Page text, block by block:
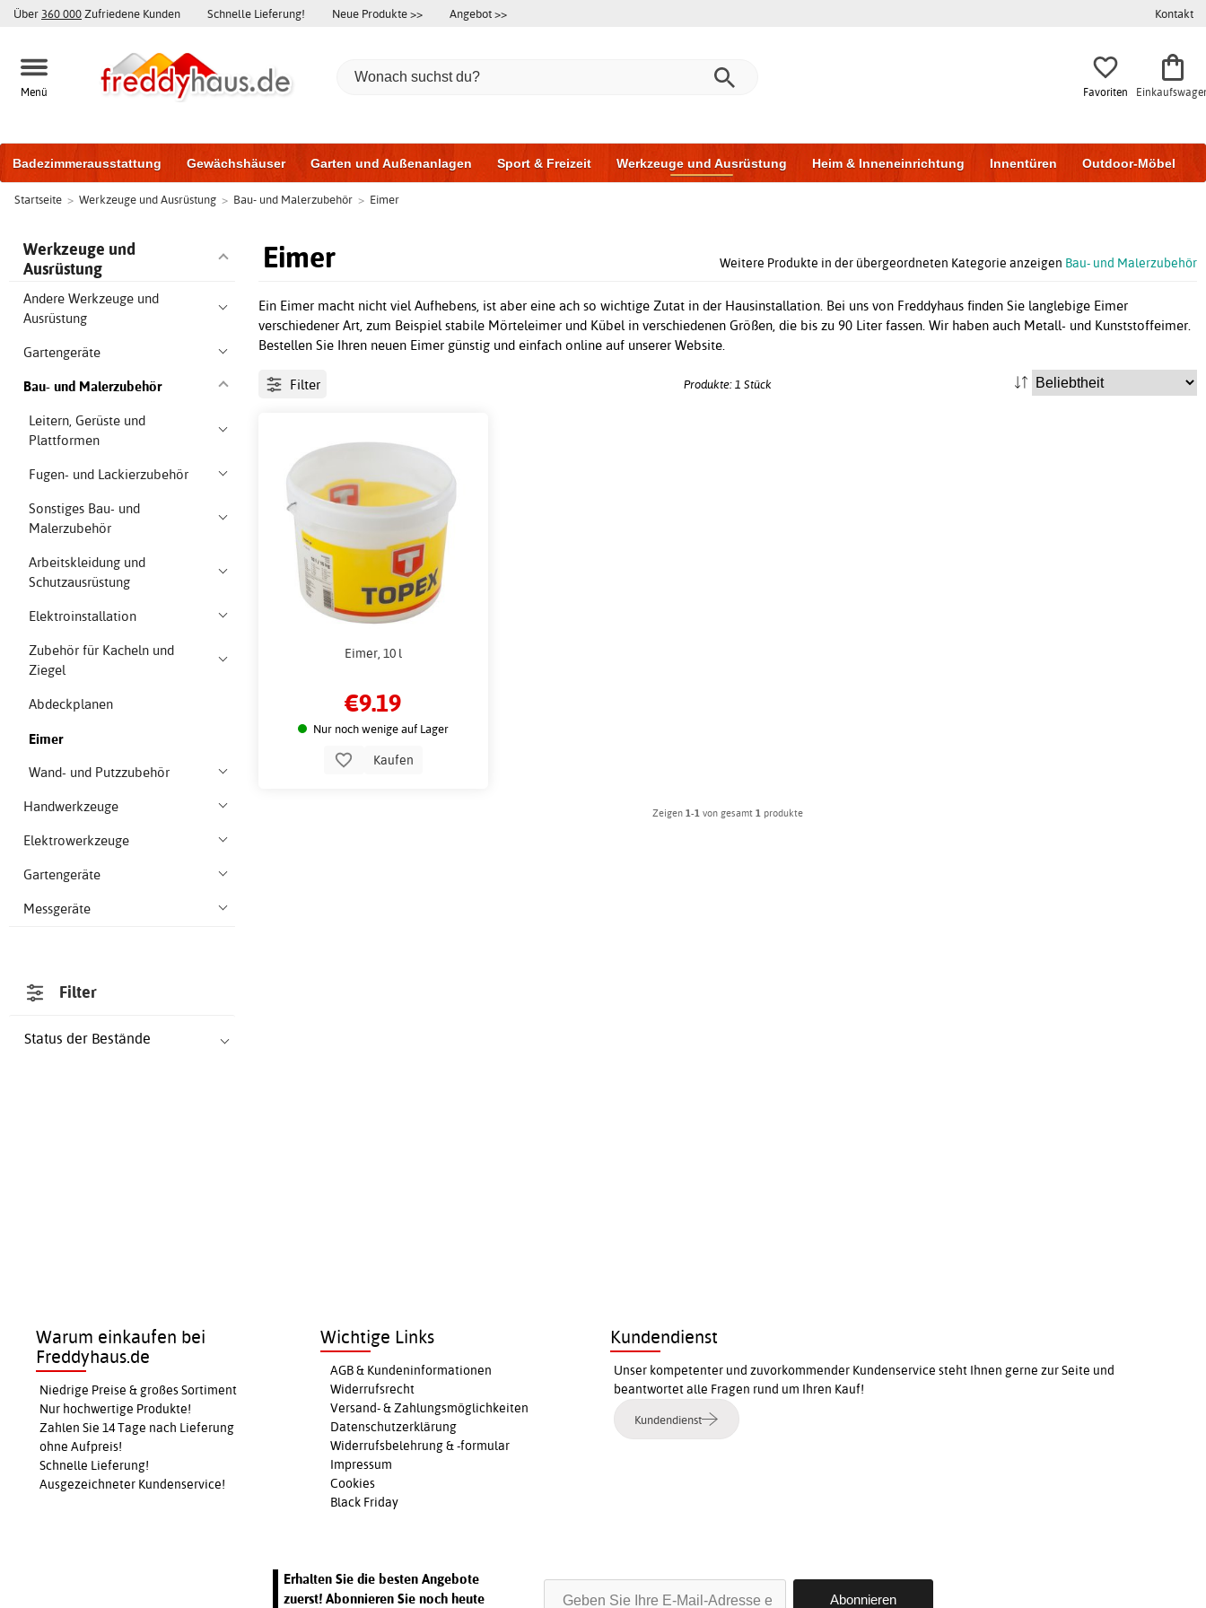
Über 360 000 Zufriedene Kunden Schnelle Lieferung! Neue Produkte >> Angebot >> Kontakt
Menü Favoriten
Badezimmerausstattung Gewächshäuser Garten und Außenanlagen Sport & Freizeit Werkzeuge und Ausrüstung Heim & Inneneinrichtung Innentüren Outdoor-Möbel
Gartenhäuser und Schuppen Haustüren Fenster Trainingsgeräte
Schiebetüren
Startseite > Werkzeuge und Ausrüstung > Bau- und Malerzubehör > Eimer
Eimer Weitere Produkte in der übergeordneten Kategorie anzeigen Bau- und Malerzubehör
Ein Eimer macht nicht viel Aufhebens, ist aber eine ach so wichtige Zutat in der Hausinstallation. Bei uns von Freddyhaus finden Sie langlebige Eimer
verschiedener Art, zum Beispiel stabile Mörteleimer und Kübel in verschiedenen Größen, die bis zu 90 Liter fassen. Wir haben auch Metall- und Kunststoffeimer.
Bestellen Sie Ihren neuen Eimer günstig und einfach online auf unserer Website.
Werkzeuge und
Ausrüstung
Andere Werkzeuge und
Ausrüstung
Gartengeräte
Bau- und Malerzubehör
Leitern, Gerüste und
Plattformen
Fugen- und Lackierzubehör
Sonstiges Bau- und
Malerzubehör
Arbeitskleidung und
Schutzausrüstung
Elektroinstallation
Zubehör für Kacheln und
Ziegel
Abdeckplanen
Eimer
Wand- und Putzzubehör
Handwerkzeuge
Elektrowerkzeuge
Gartengeräte
Messgeräte
Filter
Status der Bestände
Filter Produkte: 1 Stück
Eimer, 10 l
€9.19
Nur noch wenige auf Lager
Kaufen
Zeigen1-1 von gesamt1 produkte
Warum einkaufen bei
Freddyhaus.de
Niedrige Preise & großes Sortiment
Nur hochwertige Produkte!
Zahlen Sie 14 Tage nach Lieferung
ohne Aufpreis!
Schnelle Lieferung!
Ausgezeichneter Kundenservice!
Wichtige Links
AGB & Kundeninformationen
Widerrufsrecht
Versand- & Zahlungsmöglichkeiten
Datenschutzerklärung
Widerrufsbelehrung & -formular
Impressum
Cookies
Black Friday
Kundendienst
Unser kompetenter und zuvorkommender Kundenservice steht Ihnen gerne zur Seite und
beantwortet alle Fragen rund um Ihren Kauf!
Kundendienst
Erhalten Sie die besten Angebote
zuerst! Abonnieren Sie noch heute